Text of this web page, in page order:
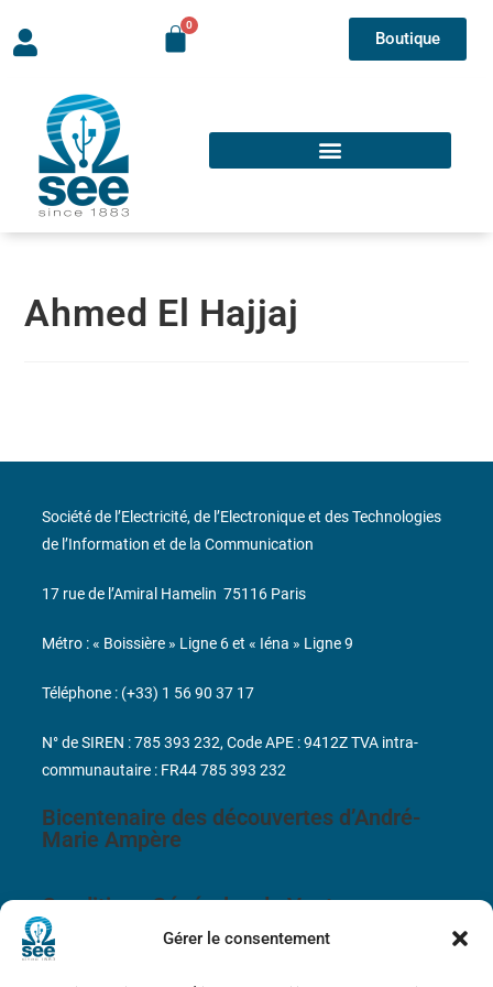
Gérer le consentement
Boutique
Ahmed El Hajjaj
Bicentenaire des découvertes d’André-
Marie Ampère
Conditions Générales de Vente
Société de l’Electricité, de l’Electronique et des Technologies
de l’Information et de la Communication
17 rue de l’Amiral Hamelin 75116 Paris
Métro : « Boissière » Ligne 6 et « Iéna » Ligne 9
Téléphone : (+33) 1 56 90 37 17
N° de SIREN : 785 393 232, Code APE : 9412Z TVA intra-
communautaire : FR44 785 393 232